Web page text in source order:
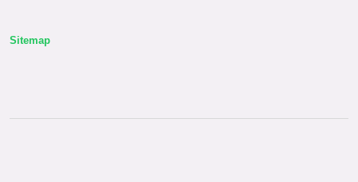
Sitemap